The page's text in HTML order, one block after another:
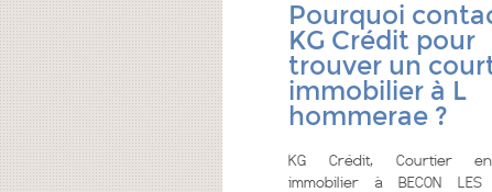
Pourquoi
KG Crédit pour
trouver un
immobilier à L
hommerae ?
KG Crédit, Courtier
immobilier à BECON LES